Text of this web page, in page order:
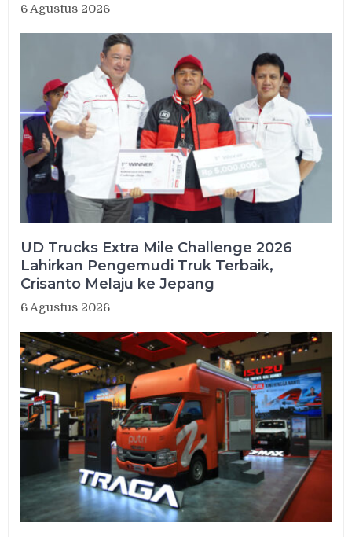
6 Agustus 2026
UD Trucks Extra Mile Challenge 2026
Lahirkan Pengemudi Truk Terbaik,
Crisanto Melaju ke Jepang
6 Agustus 2026